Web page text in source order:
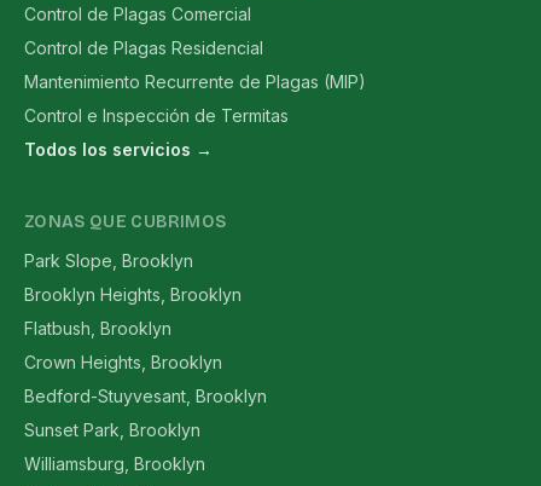
Control de Plagas Comercial
Control de Plagas Residencial
Mantenimiento Recurrente de Plagas (MIP)
Control e Inspección de Termitas
Todos los servicios →
ZONAS QUE CUBRIMOS
Park Slope, Brooklyn
Brooklyn Heights, Brooklyn
Flatbush, Brooklyn
Crown Heights, Brooklyn
Bedford-Stuyvesant, Brooklyn
Sunset Park, Brooklyn
Williamsburg, Brooklyn